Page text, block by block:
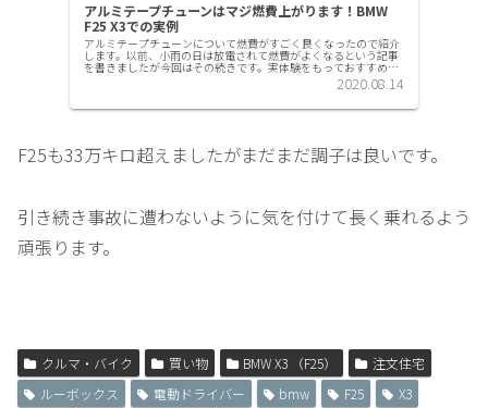
アルミテープチューンはマジ燃費上がります！BMW
F25 X3での実例
アルミテープチューンについて燃費がすごく良くなったので紹介
します。以前、小雨の日は放電されて燃費がよくなるという記事
を書きましたが今回はその続きです。実体験をもっておすすめで
きます！初めは半信半疑類似のものでアーシングがあった一時
2020.08.14
F25も33万キロ超えましたがまだまだ調子は良いです。
引き続き事故に遭わないように気を付けて長く乗れるよう
頑張ります。
クルマ・バイク 買い物 BMW X3 （F25）
注文住宅
ルーボックス
電動ドライバー bmw F25
X3